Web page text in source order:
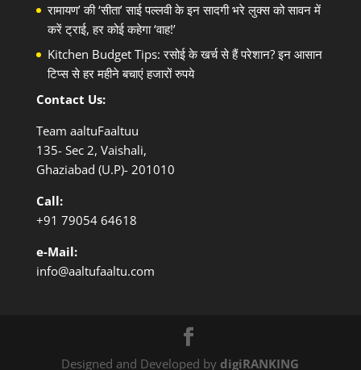
रामायण’ की ‘सीता’ साई पल्लवी के इन सादगी भरे लुक्स को सावन में
करें ट्राई, हर कोई कहेगा ‘वाह!’
Kitchen Budget Tips: रसोई के खर्च से हैं परेशान? इन आसान
टिप्स से हर महीने बचाएं हजारों रुपये
Contact Us:
Team aaltuFaaltuu
135- Sec 2, Vaishali,
Ghaziabad (U.P)- 201010
Call:
+91 79054 64618
e-Mail:
info@aaltufaaltu.com
Designed and Developed by digiRANKING